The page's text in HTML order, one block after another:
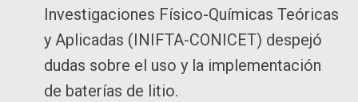
Investigaciones Físico-Químicas Teóricas
y Aplicadas (INIFTA-CONICET) despejó
dudas sobre el uso y la implementación
de baterías de litio.